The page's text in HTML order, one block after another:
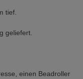
tief.
geliefert.
einen Beadroller